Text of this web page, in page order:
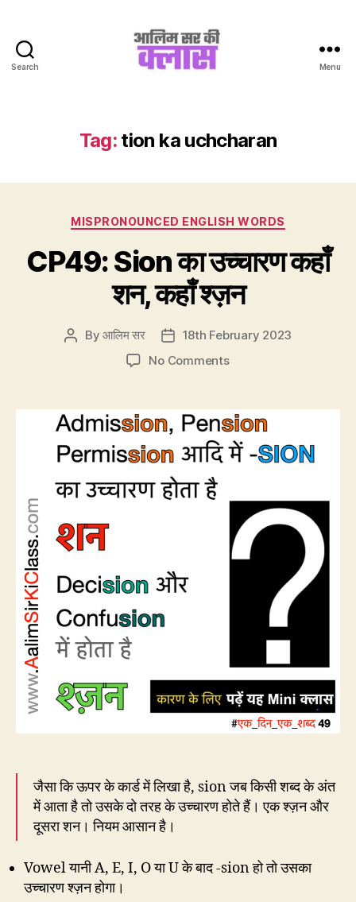
Search
Class
Menu
Tag: tion ka uchcharan
Categories
MISPRONOUNCED ENGLISH WORDS
CP49: Sion का उच्चारण कहाँ
शन, कहाँ श्ज़न
PostByआलिम सर
Post
date
18th February 2023
No Commentson
का
उच्चारण
कहाँ
शन,
श्ज़न
जैसा कि ऊपर के कार्ड में लिखा है, sion जब किसी शब्द के अंत
में आता है तो उसके दो तरह के उच्चारण होते हैं। एक श्ज़न और
दूसरा शन। नियम आसान है।
Vowel यानी A, E, I, O या U के बाद -sion हो तो उसका
उच्चारण श्ज़न होगा।